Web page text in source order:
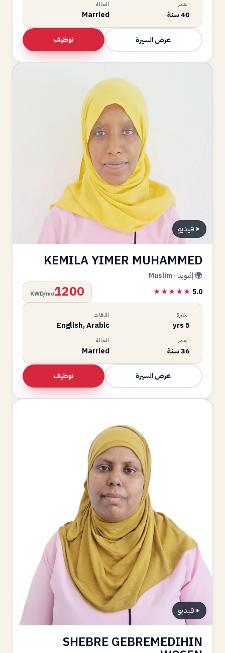
العمر
40 سنة
الحالة
Married
عرض السيرة توظيف
KY
فيديو
KEMILA YIMER MUHAMMED
🌍 إثيوبيا · Muslim
★★★★★ 5.0
1200
KWD/mo
الخبرة
5 yrs
اللغات
English, Arabic
العمر
36 سنة
الحالة
Married
عرض السيرة توظيف
SG
فيديو
SHEBRE GEBREMEDIHIN